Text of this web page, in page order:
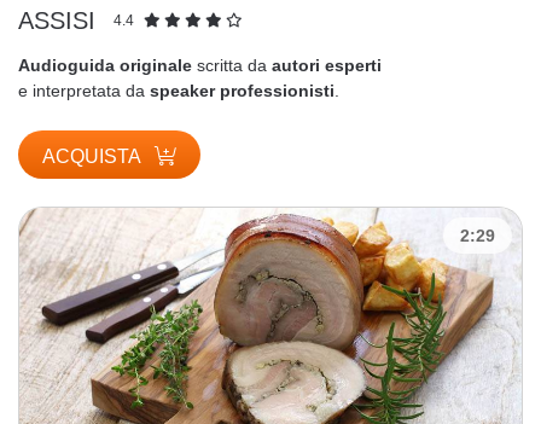
ASSISI 4.4
Audioguida originale scritta da autori esperti
e interpretata da speaker professionisti
ACQUISTA
2:29